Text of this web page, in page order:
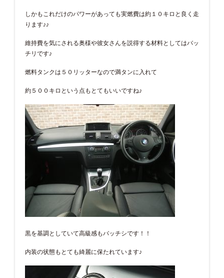
しかもこれだけのパワーがあっても実燃費は約１０キロと良く走
ります♪♪
維持費を気にされる奥様や彼女さんを説得する材料としてはバッ
チリです♪
燃料タンクは５０リッターなので満タンに入れて
約５００キロという点もとてもいいですね♪
黒を基調としていて高級感もバッチシです！！
内装の状態もとても綺麗に保たれています♪